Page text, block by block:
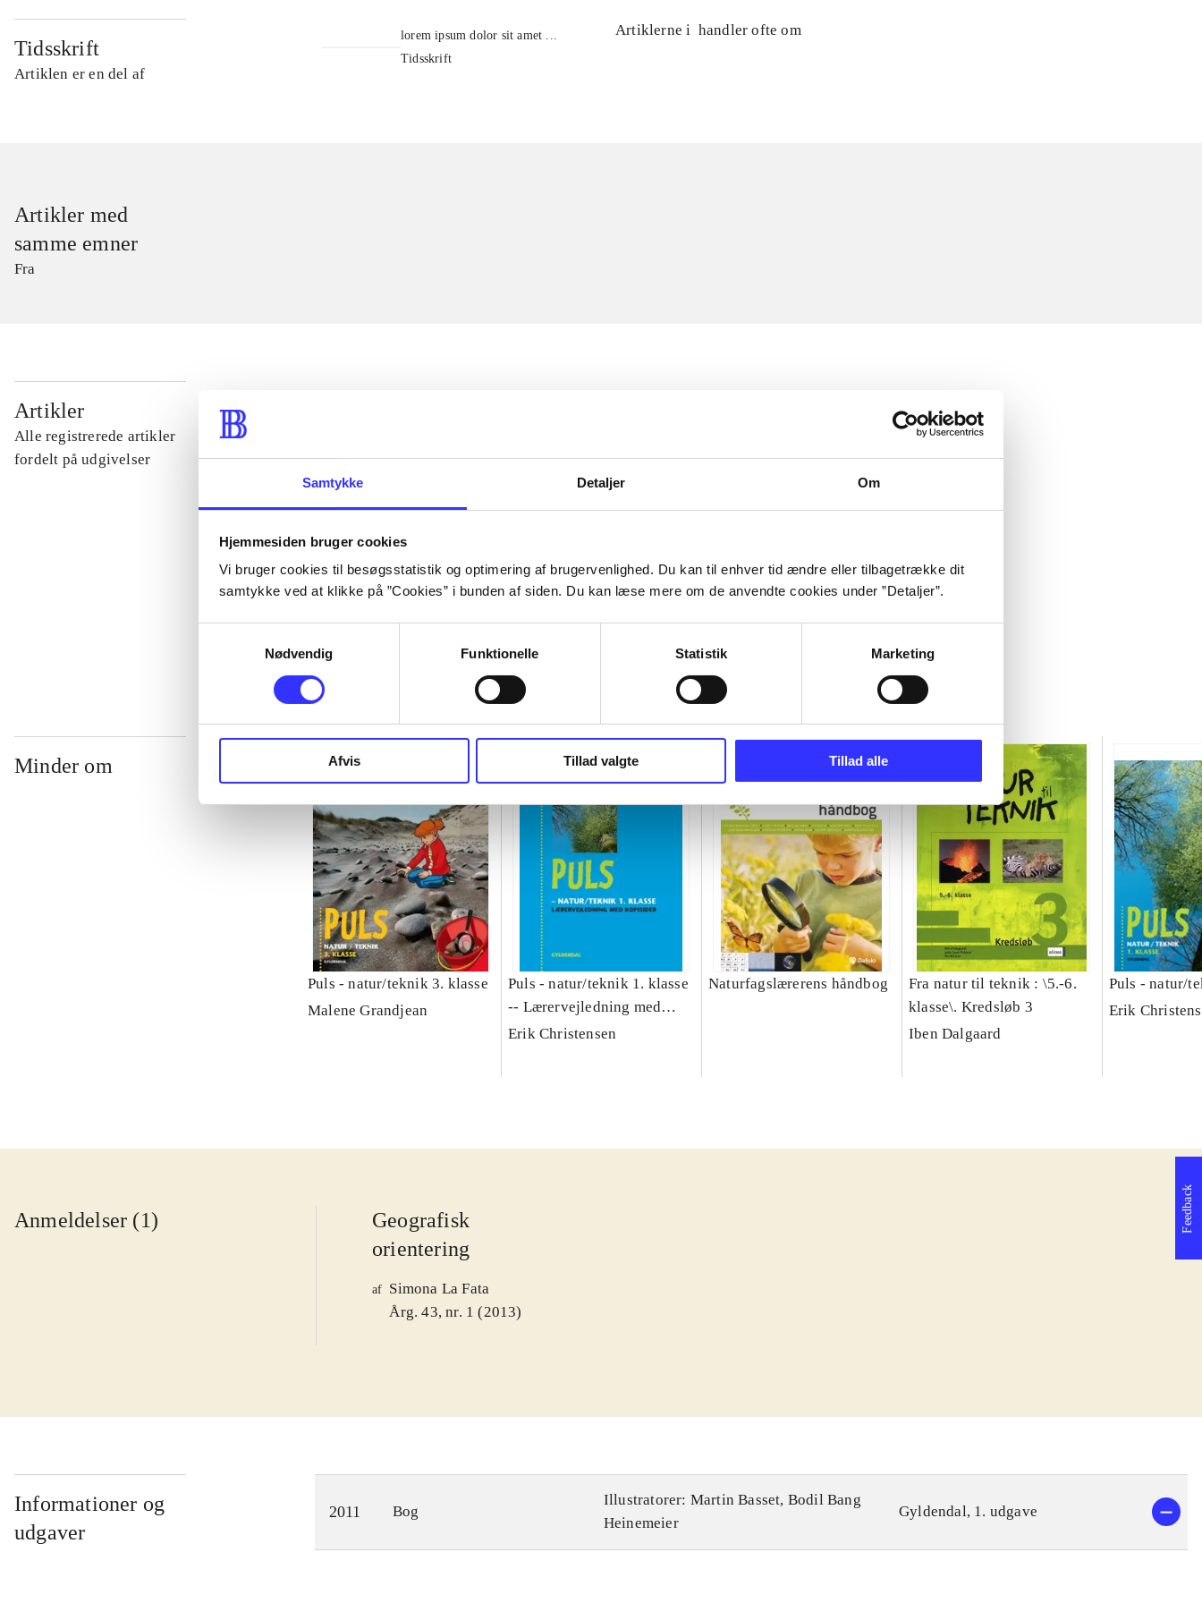
Samtykke Detaljer Om
Hjemmesiden bruger cookies
Vi bruger cookies til besøgsstatistik og optimering af brugervenlighed. Du kan til enhver tid ændre eller tilbagetrække dit
samtykke ved at klikke på ”Cookies” i bunden af siden. Du kan læse mere om de anvendte cookies under ”Detaljer”.
Nødvendig
Funktionelle Statistik Marketing
Afvis Tillad valgte Tillad alle
Tidsskrift
Artiklen er en del af
lorem ipsum dolor sit amet ...
Tidsskrift
Artiklerne i handler ofte om
Artikler med
samme emner
Fra
Artikler
Alle registrerede artikler
fordelt på udgivelser
...
...
...
Minder om
Puls - natur/teknik 3. klasse
Malene Grandjean
Puls - natur/teknik 1. klasse
-- Lærervejledning med
kopisider
Erik Christensen
Naturfagslærerens håndbog
Fra natur til teknik : \5.-6.
klasse\. Kredsløb 3
Iben Dalgaard
Puls - natur/
Erik
Anmeldelser (1)
Geografisk
orientering
af Simona La Fata
Årg. 43, nr. 1 (2013)
Informationer og
udgaver
2011 Bog
Illustratorer: Martin Basset, Bodil Bang
Heinemeier
Gyldendal, 1. udgave
Feedback